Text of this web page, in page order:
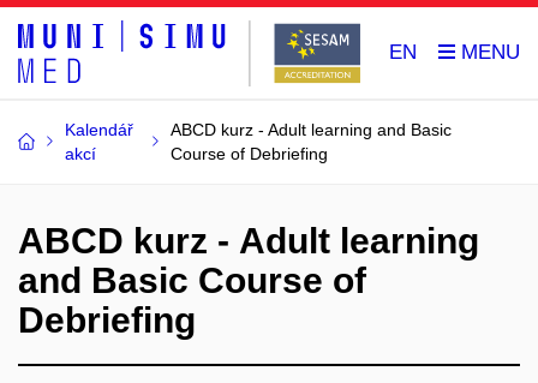
EN
Kalendář
akcí
ABCD kurz - Adult learning and Basic
Course of Debriefing
ABCD kurz - Adult learning
and Basic Course of
Debriefing